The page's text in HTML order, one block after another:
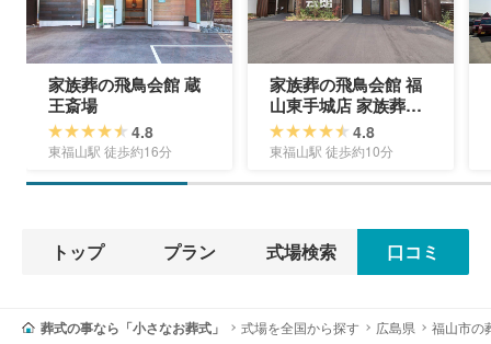
家族葬の飛鳥会館 蔵
王斎場
4.8
東福山駅 徒歩約16分
家族葬の飛鳥会館 福
山東手城店 家族葬ホ
ール
4.8
東福山駅 徒歩約10分
トップ プラン 式場検索 口コミ
葬式の事なら「小さなお葬式」 式場を全国から探す 広島県 福山市の